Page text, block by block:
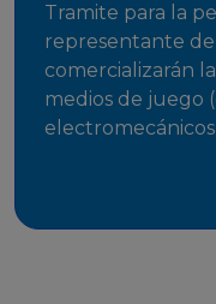
Tramite para la
representante
comercializarán
medios de juego